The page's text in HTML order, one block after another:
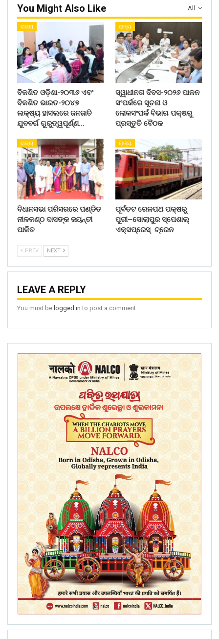
All
You Might Also Like
ରାଜ୍ୟ
ବିକଶିତ ଓଡ଼ିଶା-୨୦୩୬ ଏବଂ
ବିକଶିତ ଭାରତ-୨୦୪୭
ଲକ୍ଷ୍ୟ ହାସଲରେ ଜନଜାତି
ଯୁବବର୍ଗ ଗୁରୁତ୍ୱପୂର୍ଣ୍ଣ…
ରାଜ୍ୟ
ସ୍ୱାଧୀନତା ଦିବସ-୨୦୨୬ ପାଳନ
ସଂପର୍କରେ ସୂଚନା ଓ
ଲୋକସଂପର୍କ ବିଭାଗ ପକ୍ଷରୁ
ପ୍ରସ୍ତୁତି ବୈଠକ
ରାଜ୍ୟ
ବିଧାନସଭା ପରିସରରେ ପଣ୍ଡିତ
ନୀଳକଣ୍ଠ ଦାସଙ୍କ ଜୟନ୍ତୀ
ପାଳିତ
ରାଜ୍ୟ
ପୂର୍ବତଟ ରେଳପଥ ପକ୍ଷରୁ
ପୁରୀ–ସୋଲାପୁର ସ୍ପେଶାଲ୍
ଏକ୍ସପ୍ରେସ୍ ଟ୍ରେନ
PREV NEXT
LEAVE A REPLY
You must be logged in to post a comment.